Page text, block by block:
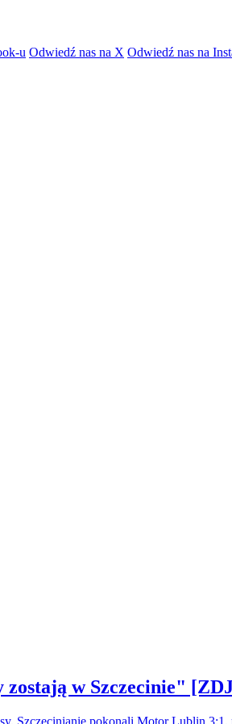
u Odwiedź nas na X Odwiedź nas na
w Szczecinie"
Szczecinianie pokonali Motor Lublin